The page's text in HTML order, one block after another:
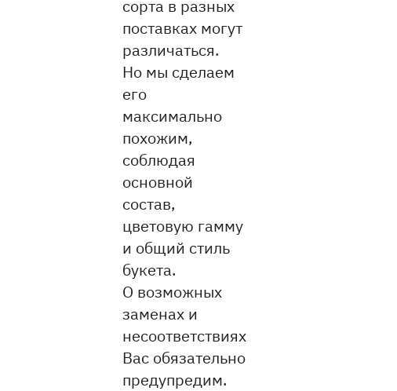
сорта в разных
поставках могут
различаться.
Но мы сделаем
его
максимально
похожим,
соблюдая
основной
состав,
цветовую гамму
и общий стиль
букета.
О возможных
заменах и
несоответствиях
Вас обязательно
предупредим.